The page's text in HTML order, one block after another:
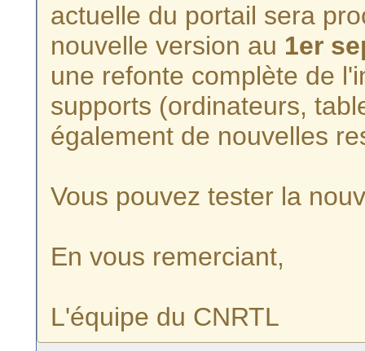
actuelle du portail sera
nouvelle version au 1er
une refonte complète de
supports (ordinateurs,
également de nouvelles
Vous pouvez tester la
En vous remerciant,
L'équipe du CNRTL